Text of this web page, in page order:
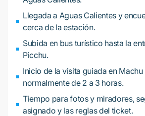
Llegada a Aguas Calientes y
cerca de la estación.
Subida en bus turístico hasta la
Picchu.
Inicio de la visita guiada en Machu
normalmente de 2 a 3 horas.
Tiempo para fotos y miradores,
asignado y las reglas del ticket.